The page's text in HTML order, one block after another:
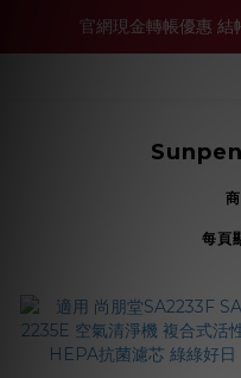
買多件家電找強
官網現金轉帳優惠
買多件家電找強
每頁